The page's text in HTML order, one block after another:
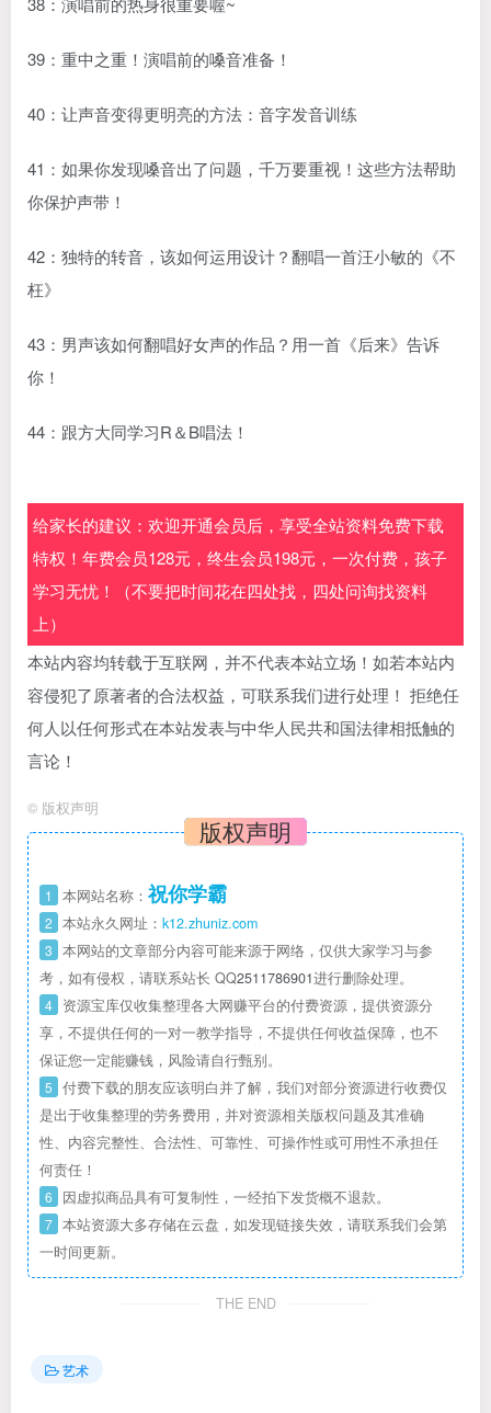
39：重中之重！演唱前的嗓音准备！
40：让声音变得更明亮的方法：音字发音训练
41：如果你发现嗓音出了问题，千万要重视！这些方法帮助
你保护声带！
42：独特的转音，该如何运用设计？翻唱一首汪小敏的《不
枉》
43：男声该如何翻唱好女声的作品？用一首《后来》告诉
你！
44：跟方大同学习R＆B唱法！
给家长的建议：欢迎开通会员后，享受全站资料免费下载
特权！年费会员128元，终生会员198元，一次付费，孩子
学习无忧！（不要把时间花在四处找，四处问询找资料
上）
本站内容均转载于互联网，并不代表本站立场！如若本站内
容侵犯了原著者的合法权益，可联系我们进行处理！ 拒绝任
何人以任何形式在本站发表与中华人民共和国法律相抵触的
言论！
© 版权声明
版权声明
1 本网站名称： 祝你学霸
2 本站永久网址： k12.zhuniz.com
3 本网站的文章部分内容可能来源于网络，仅供大家学习与参
考，如有侵权，请联系站长 QQ2511786901进行删除处理。
4 资源宝库仅收集整理各大网赚平台的付费资源，提供资源分
享，不提供任何的一对一教学指导，不提供任何收益保障，也不
保证您一定能赚钱，风险请自行甄别。
5 付费下载的朋友应该明白并了解，我们对部分资源进行收费仅
是出于收集整理的劳务费用，并对资源相关版权问题及其准确
性、内容完整性、合法性、可靠性、可操作性或可用性不承担任
何责任！
6 因虚拟商品具有可复制性，一经拍下发货概不退款。
7 本站资源大多存储在云盘，如发现链接失效，请联系我们会第
一时间更新。
THE END
艺术